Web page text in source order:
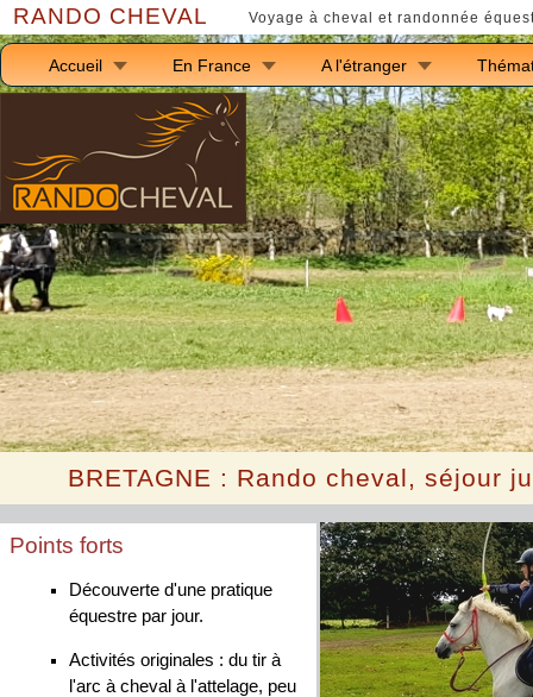
RANDO CHEVAL Voyage à cheval et randonnée
Accueil En France A l'étranger
BRETAGNE : Rando cheval, séjour
Points forts
Découverte d'une pratique
équestre par jour.
Activités originales : du tir à
l'arc à cheval à l'attelage, peu